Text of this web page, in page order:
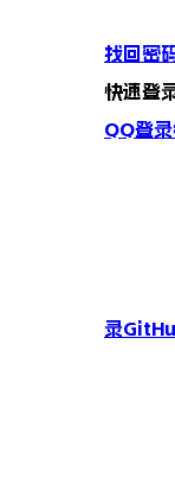
找回密
快速登
QQ登录
录